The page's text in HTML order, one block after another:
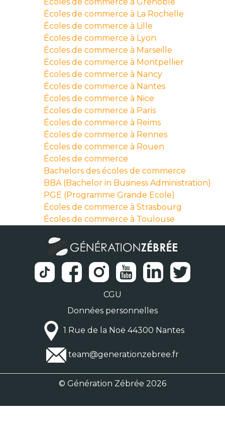
Écoles de commerce à La Rochelle
Écoles de commerce à Lille
Écoles de commerce à Lyon
Écoles de commerce à Marseille
Écoles de commerce à Montpellier
Écoles de commerce à Nancy
Écoles de commerce à Nantes
Écoles de commerce à Nice
Écoles de commerce à Paris
Écoles de commerce à Reims
Écoles de commerce à Rennes
Écoles de commerce à Rouen
Écoles de commerce
Bachelors des écoles de commerce
BBA (Bachelor in Business Administration)
PGE (Programme Grande Ecole)
Écoles de commerce à Strasbourg
Écoles de commerce à Toulouse
CGU
Données personnelles
1 Rue de la Noë 44300 Nantes
team@generationzebree.fr
© Génération Zébrée 2026